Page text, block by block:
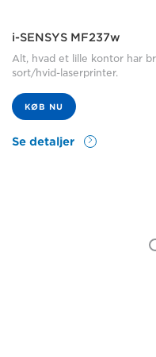
i-SENSYS MF237w
Alt, hvad et lille kontor har
sort/hvid-laserprinter.
KØB NU
Se detaljer